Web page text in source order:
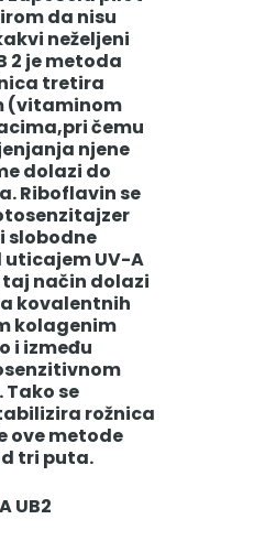
da nisu
neželjeni
2 je metoda
tretira
(vitaminom
čemu
njene
dolazi do
Riboflavin se
slobodne
UV-A
taj način dolazi
kovalentnih
kolagenim
i između
se
rožnica
ove metode
tri puta.
UB2